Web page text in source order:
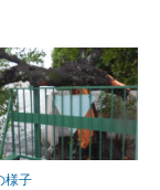
様子